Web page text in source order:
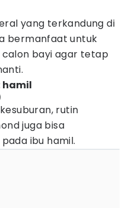
yang terkandung di
bermanfaat untuk
calon bayi agar tetap
hamil
rutin
juga bisa
ibu hamil.